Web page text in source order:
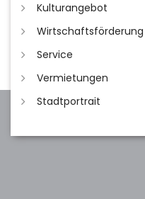
Kulturangebot
Wirtschaftsförderung
Service
Vermietungen
Stadtportrait